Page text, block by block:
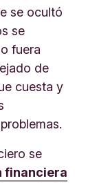
se ocultó
se
fuera
de
cuesta y
se
financiera